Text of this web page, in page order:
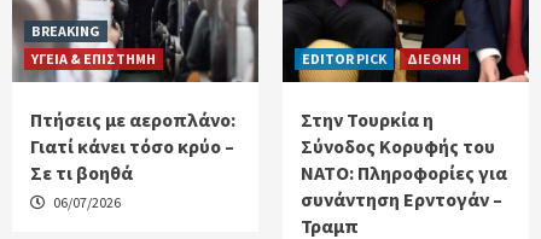
BREAKING
ΥΓΕΙΑ & ΕΠΙΣΤΗΜΗ
Πτήσεις με αεροπλάνο:
Γιατί κάνει τόσο κρύο –
Σε τι βοηθά
06/07/2026
EDITOR PICK ΔΙΕΘΝΗ
Στην Τουρκία η
Σύνοδος Κορυφής του
ΝΑΤΟ: Πληροφορίες για
συνάντηση Ερντογάν –
Τραμπ